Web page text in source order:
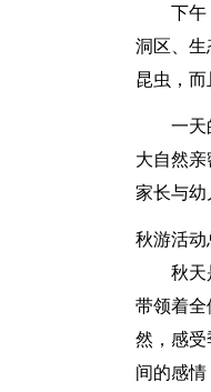
下午
洞区、生
昆虫，而
一天
大自然
家长与幼
秋游活动
秋天
带领着全
然，感受
间的感